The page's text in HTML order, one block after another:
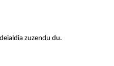
zuzendu du.